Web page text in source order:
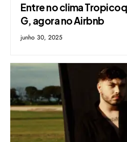
Entre no clima
G, agora no Airbnb
junho 30, 2025